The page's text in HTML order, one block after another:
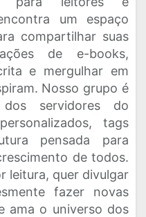
um espaço
compartilhar suas
de e-books,
e mergulhar em
Nosso grupo é
servidores do
tags
pensada para
de todos.
leitura, quer divulgar
fazer novas
ama o universo dos